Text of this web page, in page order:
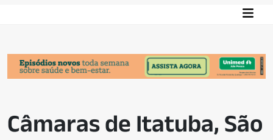
Câmaras de Itatuba, São